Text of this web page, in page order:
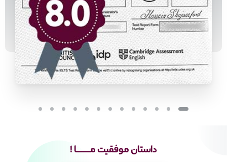
داستانموفقیتمـــــــا!